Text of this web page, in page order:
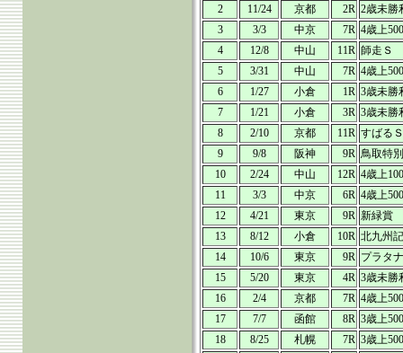
2
11/24 京都 2R 2歳未勝
3
3/3 中京 7R 4歳上
4
12/8 中山 11R 師走Ｓ
5
3/31 中山 7R 4歳上
6
1/27 小倉 1R 3歳未勝
7
1/21 小倉 3R 3歳未勝
8
2/10 京都 11R すばるＳ
9
9/8 阪神 9R 鳥取特別
10
2/24 中山 12R 4歳上
11
3/3 中京 6R 4歳上
12
4/21 東京 9R 新緑賞
13
8/12 小倉 10R 北九州
14
10/6 東京 9R プラタ
15
5/20 東京 4R 3歳未勝
16
2/4 京都 7R 4歳上
17
7/7 函館 8R 3歳上
18
8/25 札幌 7R 3歳上